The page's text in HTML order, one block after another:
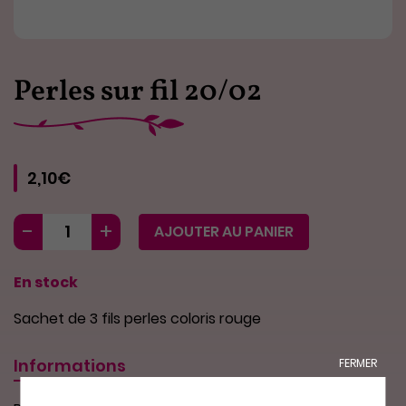
FERMER
Perles sur fil 20/02
2,10€
AJOUTER AU PANIER
En stock
Sachet de 3 fils perles coloris rouge
Informations